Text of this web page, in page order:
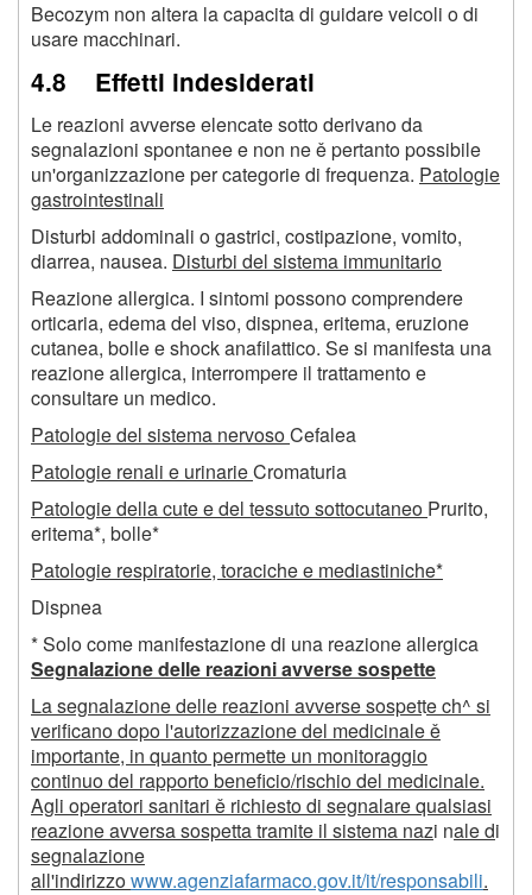
Becozym non altera la capacita di guidare veicoli o di
usare macchinari.
4.8 Effetti indesiderati
Le reazioni avverse elencate sotto derivano da
segnalazioni spontanee e non ne ě pertanto possibile
un'organizzazione per categorie di frequenza. Patologie
gastrointestinali
Disturbi addominali o gastrici, costipazione, vomito,
diarrea, nausea. Disturbi del sistema immunitario
Reazione allergica. I sintomi possono comprendere
orticaria, edema del viso, dispnea, eritema, eruzione
cutanea, bolle e shock anafilattico. Se si manifesta una
reazione allergica, interrompere il trattamento e
consultare un medico.
Patologie del sistema nervosoCefalea
Patologie renali e urinarieCromaturia
Patologie della cute e del tessuto sottocutaneo Prurito,
eritema*, bolle*
Patologie respiratorie, toraciche e mediastiniche*
Dispnea
* Solo come manifestazione di una reazione allergica
Segnalazione delle reazioni avverse sospette
La segnalazione delle reazioni avverse sospette ch^ si
verificano dopo l'autorizzazione del medicinale ě
importante, in quanto permette un monitoraggio
continuo del rapporto beneficio/rischio del medicinale.
Agli operatori sanitari ě richiesto di segnalare qualsiasi
reazione avversa sospetta tramite il sistema nazi nale di
segnalazione
all'indirizzowww.agenziafarmaco.gov.it/it/responsabili.